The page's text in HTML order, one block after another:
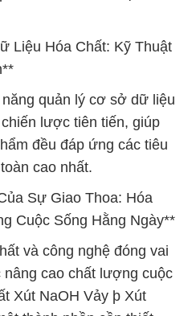
Liệu Hóa Chất: Kỹ Thuật
quản lý cơ sở dữ liệu
lược tiên tiến, giúp
đều đáp ứng các tiêu
cao nhất.
Sự Giao Thoa: Hóa
Cuộc Sống Hằng Ngày**
và công nghệ đóng vai
cao chất lượng cuộc
Xút NaOH Vảy þ Xút